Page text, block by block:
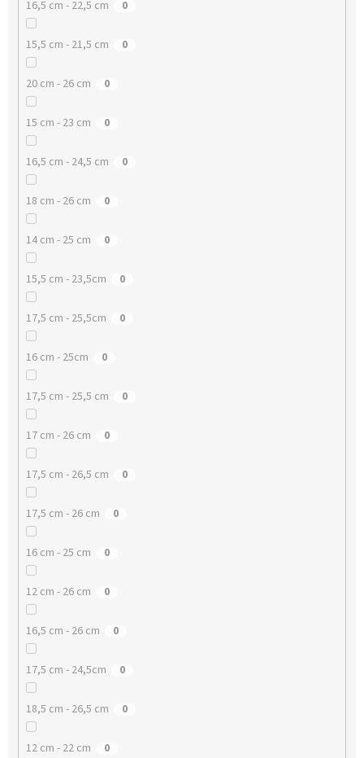
16,5 cm - 22,5 cm 0
15,5 cm - 21,5 cm 0
20 cm - 26 cm 0
15 cm - 23 cm 0
16,5 cm - 24,5 cm 0
18 cm - 26 cm 0
14 cm - 25 cm 0
15,5 cm - 23,5cm 0
17,5 cm - 25,5cm 0
16 cm - 25cm 0
17,5 cm - 25,5 cm 0
17 cm - 26 cm 0
17,5 cm - 26,5 cm 0
17,5 cm - 26 cm 0
16 cm - 25 cm 0
12 cm - 26 cm 0
16,5 cm - 26 cm 0
17,5 cm - 24,5cm 0
18,5 cm - 26,5 cm 0
12 cm - 22 cm 0